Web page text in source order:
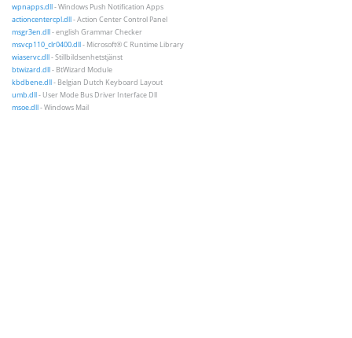
wpnapps.dll- Windows Push Notification Apps
actioncentercpl.dll- Action Center Control Panel
msgr3en.dll- english Grammar Checker
msvcp110_clr0400.dll- Microsoft® C Runtime Library
wiaservc.dll- Stillbildsenhetstjänst
btwizard.dll- BtWizard Module
kbdbene.dll- Belgian Dutch Keyboard Layout
umb.dll- User Mode Bus Driver Interface Dll
msoe.dll- Windows Mail